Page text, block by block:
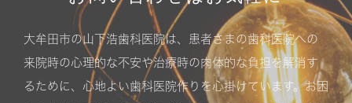
大牟田市の山下浩歯科医院は、患者さまの歯科医院への
来院時の心理的な不安や治療時の肉体的な負担を解消す
るために、心地よい歯科医院作りを心掛けています。お困